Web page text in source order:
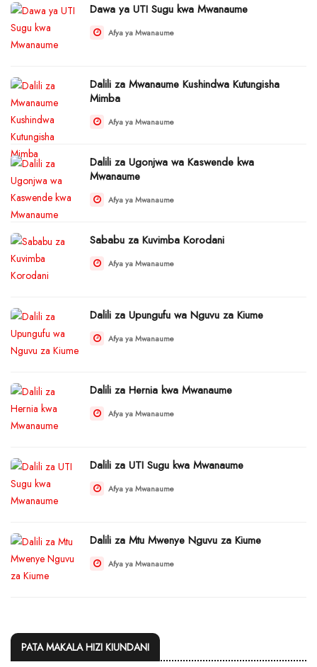
Dawa ya UTI Sugu kwa Mwanaume
Afya ya Mwanaume
Dalili za Mwanaume Kushindwa Kutungisha
Mimba
Afya ya Mwanaume
Dalili za Ugonjwa wa Kaswende kwa
Mwanaume
Afya ya Mwanaume
Sababu za Kuvimba Korodani
Afya ya Mwanaume
Dalili za Upungufu wa Nguvu za Kiume
Afya ya Mwanaume
Dalili za Hernia kwa Mwanaume
Afya ya Mwanaume
Dalili za UTI Sugu kwa Mwanaume
Afya ya Mwanaume
Dalili za Mtu Mwenye Nguvu za Kiume
Afya ya Mwanaume
PATA MAKALA HIZI KIUNDANI